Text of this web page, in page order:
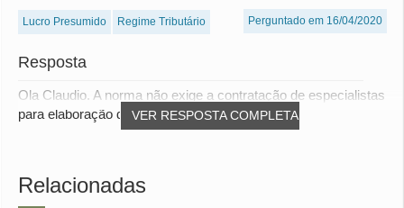
Lucro Presumido Regime Tributário Perguntado em 16/04/2020
Resposta
VER RESPOSTA COMPLETA
Ola Claudio. A norma não exige a contratação de especialistas
para elaboração dos laudos que suporta...
Relacionadas